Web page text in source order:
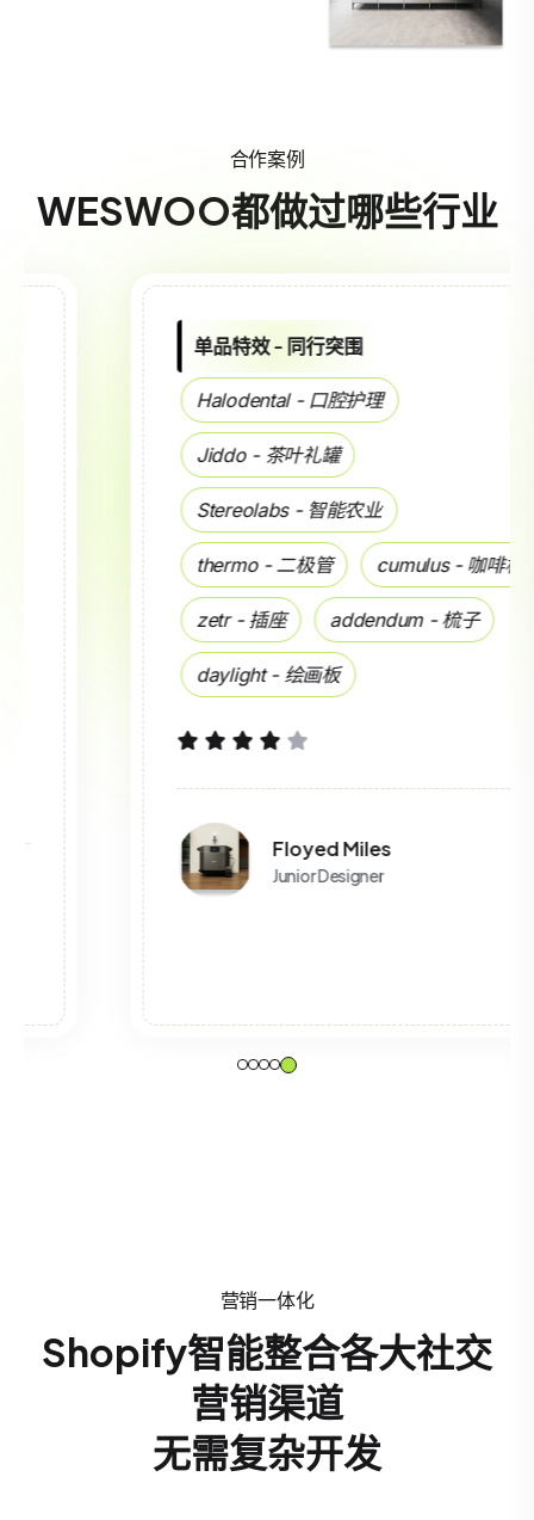
合作案例
WESWOO都做过哪些行业
单品特效 - 同行突围
Halodental - 口腔护理
Jiddo - 茶叶礼罐
Stereolabs - 智能农业
thermo - 二极管 cumulus - 咖啡机
zetr - 插座 addendum - 梳子
daylight - 绘画板
Floyed Miles
Junior Designer
营销一体化
Shopify智能整合各大社交
营销渠道
无需复杂开发